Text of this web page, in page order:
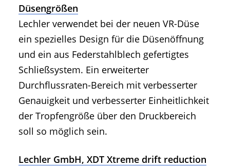
Düsengrößen
Lechler verwendet bei der neuen VR-Düse
ein spezielles Design für die Düsenöffnung
und ein aus Federstahlblech gefertigtes
Schließsystem. Ein erweiterter
Durchflussraten-Bereich mit verbesserter
Genauigkeit und verbesserter Einheitlichkeit
der Tropfengröße über den Druckbereich
soll so möglich sein.
Lechler GmbH, XDT Xtreme drift reduction